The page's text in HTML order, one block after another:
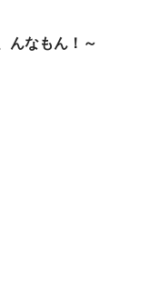
んなもん！～